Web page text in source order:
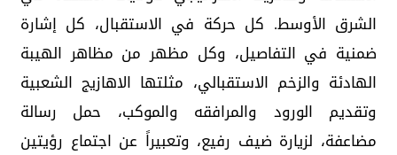
الشرق الأوسط. كل حركة في الاستقبال، كل إشارة
ضمنية في التفاصيل، وكل مظهر من مظاهر الهيبة
الهادئة والزخم الاستقبالي، مثلتها الاهازيج الشعبية
وتقديم الورود والمرافقه والموكب، حمل رسالة
مضاعفة، لزيارة ضيف رفيع، وتعبيراً عن اجتماع رؤيتين